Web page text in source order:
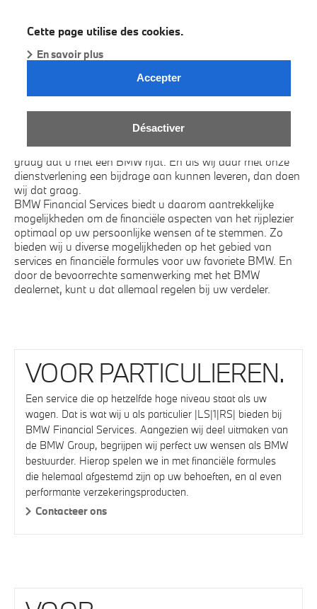
Cette page utilise des cookies.
En savoir plus
Accepter
Désactiver
FINANCIAL SERVICES.
BMW FINANCIAL SERVICES.
Financial Services. Want als lease- en
financieringsmaatschappij binnen de BMW Group willen wij
graag dat u met een BMW rijdt. En als wij daar met onze
dienstverlening een bijdrage aan kunnen leveren, dan doen
wij dat graag.
BMW Financial Services biedt u daarom aantrekkelijke
mogelijkheden om de financiële aspecten van het rijplezier
optimaal op uw persoonlijke wensen af te stemmen. Zo
bieden wij u diverse mogelijkheden op het gebied van
services en financiële formules voor uw favoriete BMW. En
door de bevoorrechte samenwerking met het BMW
dealernet, kunt u dat allemaal regelen bij uw verdeler.
VOOR PARTICULIEREN.
Een service die op hetzelfde hoge niveau staat als uw
wagen. Dat is wat wij u als particulier |LS|1|RS| bieden bij
BMW Financial Services. Aangezien wij deel uitmaken van
de BMW Group, begrijpen wij perfect uw wensen als BMW
bestuurder. Hierop spelen we in met financiële formules
die helemaal afgestemd zijn op uw behoeften, en al even
performante verzekeringsproducten.
Contacteer ons